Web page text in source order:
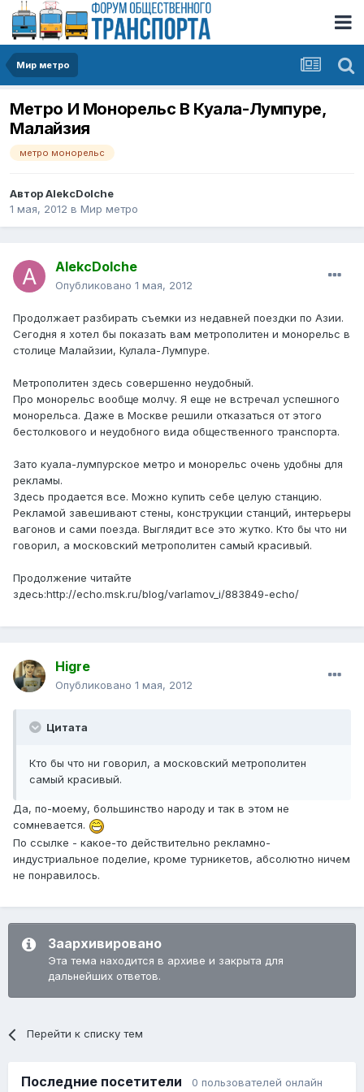
Мир метро
Метро И Монорельс В Куала-Лумпуре,
Малайзия
метро монорельс
АвторAlekcDolche
1 мая, 2012 в Мир метро
AlekcDolche
Опубликовано 1 мая, 2012
Продолжает разбирать съемки из недавней поездки по Азии.
Сегодня я хотел бы показать вам метрополитен и монорельс в
столице Малайзии, Кулала-Лумпуре.
Метрополитен здесь совершенно неудобный.
Про монорельс вообще молчу. Я еще не встречал успешного
монорельса. Даже в Москве решили отказаться от этого
бестолкового и неудобного вида общественного транспорта.
Зато куала-лумпурское метро и монорельс очень удобны для
рекламы.
Здесь продается все. Можно купить себе целую станцию.
Рекламой завешивают стены, конструкции станций, интерьеры
вагонов и сами поезда. Выглядит все это жутко. Кто бы что ни
говорил, а московский метрополитен самый красивый.
Продолжение читайте
здесь:http://echo.msk.ru/blog/varlamov_i/883849-echo/
Higre
Опубликовано 1 мая, 2012
Цитата
Кто бы что ни говорил, а московский метрополитен
самый красивый.
Да, по-моему, большинство народу и так в этом не
сомневается.
По ссылке - какое-то действительно рекламно-
индустриальное поделие, кроме турникетов, абсолютно ничем
не понравилось.
Заархивировано
Эта тема находится в архиве и закрыта для
дальнейших ответов.
Перейти к списку тем
Последние посетители 0 пользователей онлайн